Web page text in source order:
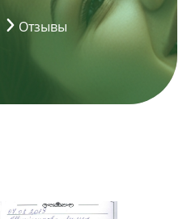
Отзывы